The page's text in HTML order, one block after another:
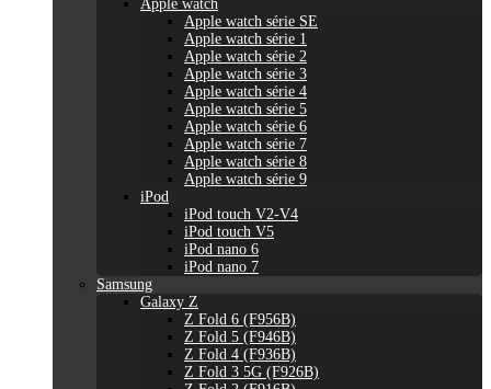
Apple watch
Apple watch série SE
Apple watch série 1
Apple watch série 2
Apple watch série 3
Apple watch série 4
Apple watch série 5
Apple watch série 6
Apple watch série 7
Apple watch série 8
Apple watch série 9
iPod
iPod touch V2-V4
iPod touch V5
iPod nano 6
iPod nano 7
Samsung
Galaxy Z
Z Fold 6 (F956B)
Z Fold 5 (F946B)
Z Fold 4 (F936B)
Z Fold 3 5G (F926B)